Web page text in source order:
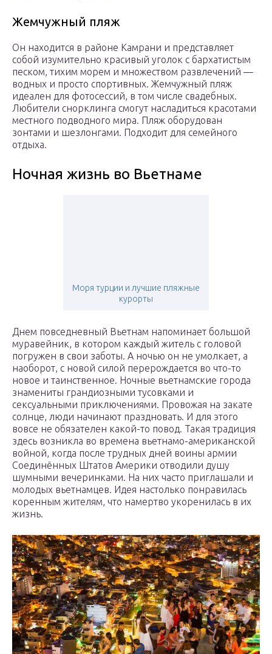
Жемчужный пляж
Он находится в районе Камрани и представляет
собой изумительно красивый уголок с бархатистым
песком, тихим морем и множеством развлечений —
водных и просто спортивных. Жемчужный пляж
идеален для фотосессий, в том числе свадебных.
Любители снорклинга смогут насладиться красотами
местного подводного мира. Пляж оборудован
зонтами и шезлонгами. Подходит для семейного
отдыха.
Ночная жизнь во Вьетнаме
Моря турции и лучшие пляжные
курорты
Днем повседневный Вьетнам напоминает большой
муравейник, в котором каждый житель с головой
погружен в свои заботы. А ночью он не умолкает, а
наоборот, с новой силой перерождается во что-то
новое и таинственное. Ночные вьетнамские города
знамениты грандиозными тусовками и
сексуальными приключениями. Провожая на закате
солнце, люди начинают праздновать. И для этого
вовсе не обязателен какой-то повод. Такая традиция
здесь возникла во времена вьетнамо-американской
войной, когда после трудных дней воины армии
Соединённых Штатов Америки отводили душу
шумными вечеринками. На них часто приглашали и
молодых вьетнамцев. Идея настолько понравилась
коренным жителям, что намертво укоренилась в их
жизнь.